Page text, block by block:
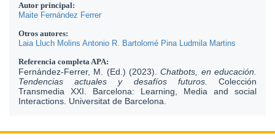
Autor principal:
Maite Fernández Ferrer
Otros autores:
Laia Lluch Molins Antonio R. Bartolomé Pina Ludmila Martins
Referencia completa APA:
Fernández-Ferrer, M. (Ed.) (2023).Chatbots, en educación.
Tendencias actuales y desafíos futuros. Colección
Transmedia XXI. Barcelona: Learning, Media and social
Interactions. Universitat de Barcelona.